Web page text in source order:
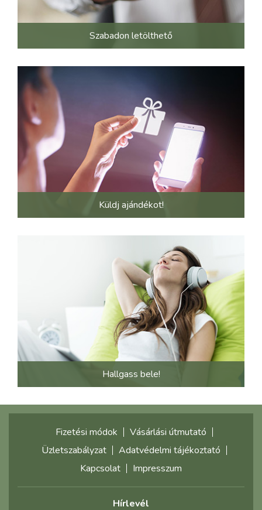
Szabadon letölthető
Küldj ajándékot!
Hallgass bele!
Fizetési módok
Vásárlási útmutató
Üzletszabályzat
Adatvédelmi tájékoztató
Kapcsolat
Impresszum
Hírlevél